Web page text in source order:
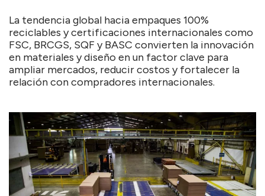
La tendencia global hacia empaques 100%
reciclables y certificaciones internacionales como
FSC, BRCGS, SQF y BASC convierten la innovación
en materiales y diseño en un factor clave para
ampliar mercados, reducir costos y fortalecer la
relación con compradores internacionales.